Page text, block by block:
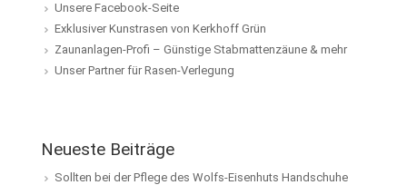
Unsere Facebook-Seite
Exklusiver Kunstrasen von Kerkhoff Grün
Zaunanlagen-Profi – Günstige Stabmattenzäune & mehr
Unser Partner für Rasen-Verlegung
Neueste Beiträge
Sollten bei der Pflege des Wolfs-Eisenhuts Handschuhe